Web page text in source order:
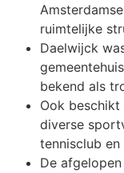
ruimtelijke
Daelwijck
bekend als
Ook beschikt
diverse
tennisclub
De